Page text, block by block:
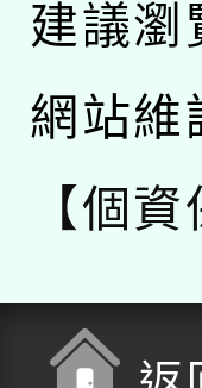
建議
網站維
【個